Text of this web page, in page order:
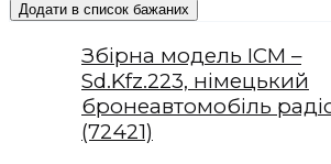
Додати в список бажаних
Збірна модель ICM –
Sd.Kfz.223, німецький
бронеавтомобіль
(72421)